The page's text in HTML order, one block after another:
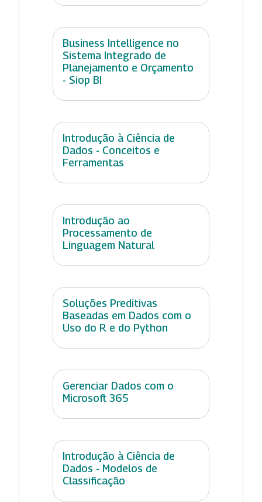
Business Intelligence no
Sistema Integrado de
Planejamento e Orçamento
- Siop BI
Introdução à Ciência de
Dados - Conceitos e
Ferramentas
Introdução ao
Processamento de
Linguagem Natural
Soluções Preditivas
Baseadas em Dados com o
Uso do R e do Python
Gerenciar Dados com o
Microsoft 365
Introdução à Ciência de
Dados - Modelos de
Classificação